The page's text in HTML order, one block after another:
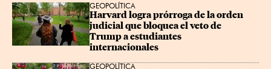
GEOPOLÍTICA
Harvard logra prórroga de la orden
judicial que bloquea el veto de
Trump a estudiantes
internacionales
GEOPOLÍTICA